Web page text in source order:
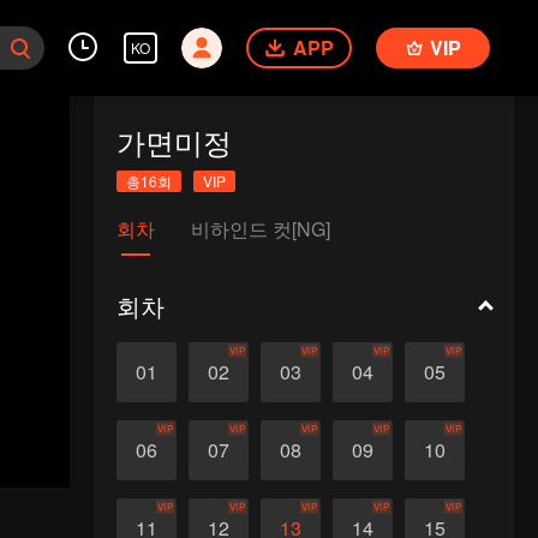
KO APP VIP
가면미정
총16회 VIP
회차 비하인드 컷[NG]
회차
01 02
VIP
03
VIP
04
VIP
05
VIP
06
VIP
07
VIP
08
VIP
09
VIP
10
VIP
11
VIP
12
VIP
13
VIP
14
VIP
15
VIP